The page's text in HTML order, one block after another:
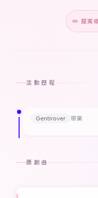
✏️ 提案
活動歷程
Gentirover 畢業
原創曲